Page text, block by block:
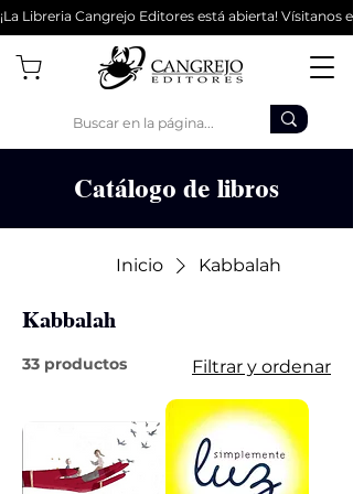
¡La Libreria Cangrejo Editores está abierta! Vísitanos
Catálogo de libros
Inicio Kabbalah
Kabbalah
33 productos Filtrar y ordenar